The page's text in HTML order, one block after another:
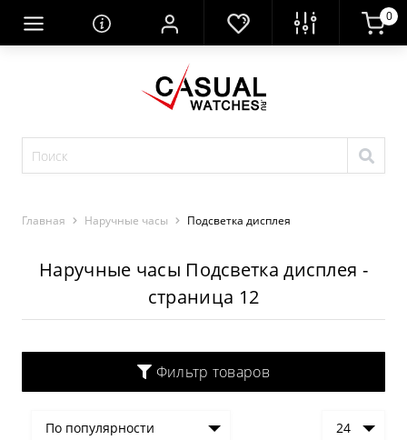
0
Главная Наручные часы Подсветка дисплея
Наручные часы Подсветка дисплея -
страница 12
Фильтр товаров
По популярности 24